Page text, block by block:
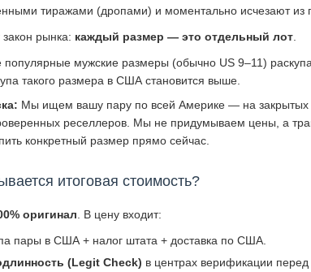
тиражами (дропами) и моментально исчезают из
закон рынка: каждый размер — это отдельный лот
мужские размеры (обычно US 9–11)
такого размера в США становится выше.
Мы ищем вашу пару по всей Америке — на закрытых
реселлеров. Мы не придумываем цены, а
конкретный размер прямо сейчас.
итоговая стоимость?
оригинал . В цену входит:
пары в США + налог штата + доставка по США.
(Legit Check) в центрах верификации перед